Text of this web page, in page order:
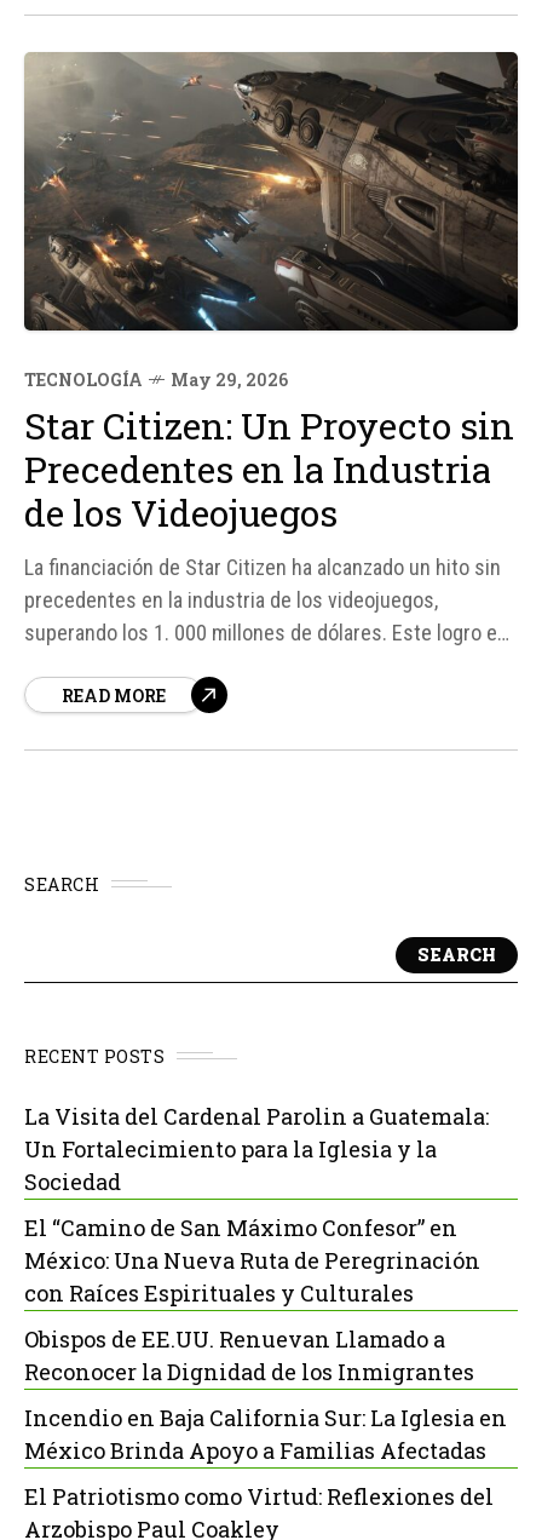
TECNOLOGÍA May 29, 2026
Star Citizen: Un Proyecto sin
Precedentes en la Industria
de los Videojuegos
La financiación de Star Citizen ha alcanzado un hito sin
precedentes en la industria de los videojuegos,
superando los 1. 000 millones de dólares. Este logro es
una fecha de lanzamiento comercial completa. Según
READ MORE
SEARCH
SEARCH
RECENT POSTS
La Visita del Cardenal Parolin a Guatemala:
Un Fortalecimiento para la Iglesia y la
Sociedad
El “Camino de San Máximo Confesor” en
México: Una Nueva Ruta de Peregrinación
con Raíces Espirituales y Culturales
Obispos de EE.UU. Renuevan Llamado a
Reconocer la Dignidad de los Inmigrantes
Incendio en Baja California Sur: La Iglesia en
México Brinda Apoyo a Familias Afectadas
El Patriotismo como Virtud: Reflexiones del
Arzobispo Paul Coakley